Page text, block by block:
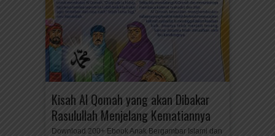
Kisah Al Qomah yang akan Dibakar
Rasulullah Menjelang Kematiannya
Download 200+ Ebook Anak Bergambar Islami dan